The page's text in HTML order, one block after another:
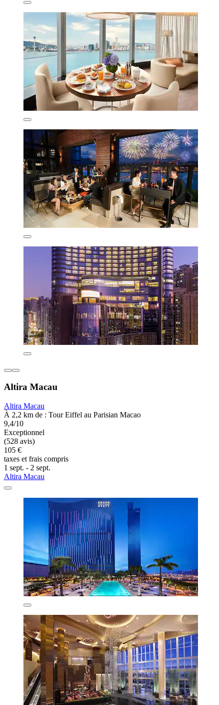
Altira Macau
Altira Macau
À 2,2 km de : Tour Eiffel au Parisian Macao
9,4/10
Exceptionnel
(528 avis)
105 €
taxes et frais compris
1 sept. - 2 sept.
Altira Macau